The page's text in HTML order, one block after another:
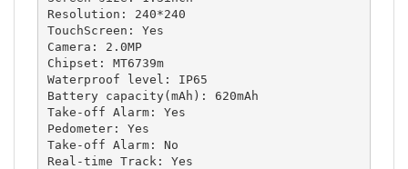
Resolution: 240*240
TouchScreen: Yes
Camera: 2.0MP
Chipset: MT6739m
Waterproof level: IP65
Battery capacity(mAh): 620mAh
Take-off Alarm: Yes
Pedometer: Yes
Take-off Alarm: No
Real-time Track: Yes